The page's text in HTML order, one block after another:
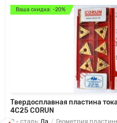
Ваша скидка: -20%
Твердосплавная пластина
4C25 CORUN
P - сталь: Да Геометрия